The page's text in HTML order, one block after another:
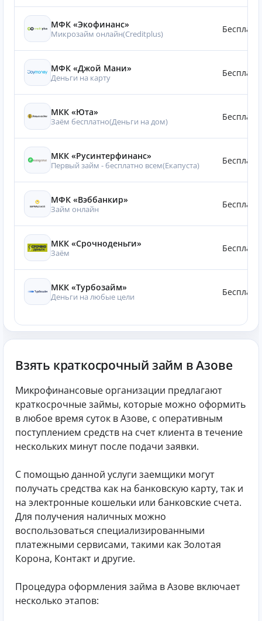
МФК «Экофинанс»
Микрозайм онлайн(Creditplus)
МФК «Джой Мани»
Деньги на карту
МКК «Юта»
Заём бесплатно(Деньги на дом)
МКК «Русинтерфинанс»
Первый займ - бесплатно всем(Eкапуста)
МФК «Вэббанкир»
Займ онлайн
МКК «Срочноденьги»
Заём
МКК «Турбозайм»
Деньги на любые цели
Взять краткосрочный займ в Азове
Микрофинансовые организации предлагают
краткосрочные займы, которые можно оформить
в любое время суток в Азове, с оперативным
поступлением средств на счет клиента в течение
нескольких минут после подачи заявки.
С помощью данной услуги заемщики могут
получать средства как на банковскую карту, так и
на электронные кошельки или банковские счета.
Для получения наличных можно
воспользоваться специализированными
платежными сервисами, такими как Золотая
Корона, Контакт и другие.
Процедура оформления займа в Азове включает
несколько этапов: